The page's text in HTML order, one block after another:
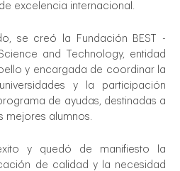
excelencia internacional.
se creó la Fundación BEST -
and Technology, entidad
y encargada de coordinar la
y la participación
de ayudas, destinadas a
mejores alumnos.
y quedó de manifiesto la
de calidad y la necesidad